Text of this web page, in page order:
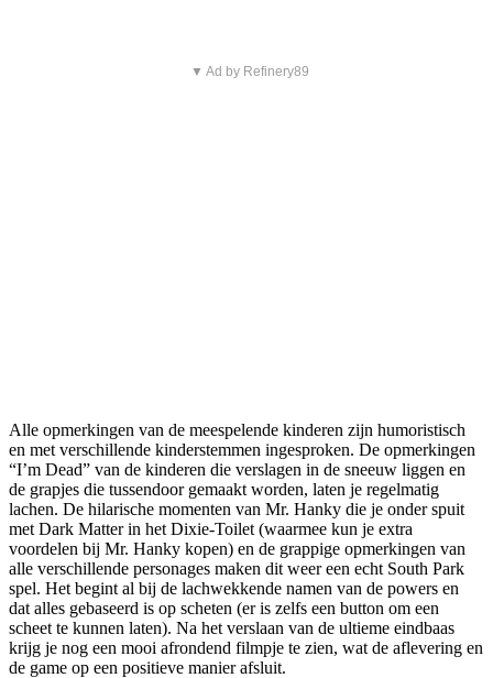
▼ Ad by Refinery89
Alle opmerkingen van de meespelende kinderen zijn humoristisch
en met verschillende kinderstemmen ingesproken. De opmerkingen
“I’m Dead” van de kinderen die verslagen in de sneeuw liggen en
de grapjes die tussendoor gemaakt worden, laten je regelmatig
lachen. De hilarische momenten van Mr. Hanky die je onder spuit
met Dark Matter in het Dixie-Toilet (waarmee kun je extra
voordelen bij Mr. Hanky kopen) en de grappige opmerkingen van
alle verschillende personages maken dit weer een echt South Park
spel. Het begint al bij de lachwekkende namen van de powers en
dat alles gebaseerd is op scheten (er is zelfs een button om een
scheet te kunnen laten). Na het verslaan van de ultieme eindbaas
krijg je nog een mooi afrondend filmpje te zien, wat de aflevering en
de game op een positieve manier afsluit.